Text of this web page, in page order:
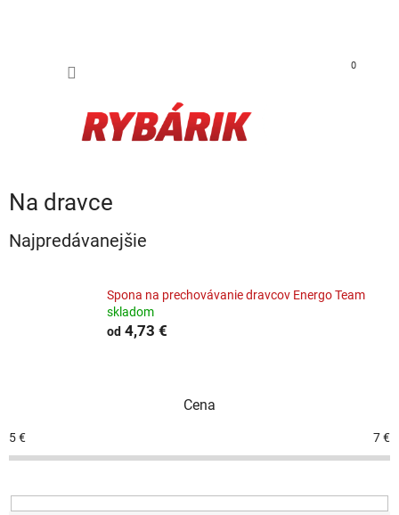
0
Na dravce
Najpredávanejšie
Spona na prechovávanie dravcov Energo Team
skladom
od 4,73 €
Cena
5€ 7€